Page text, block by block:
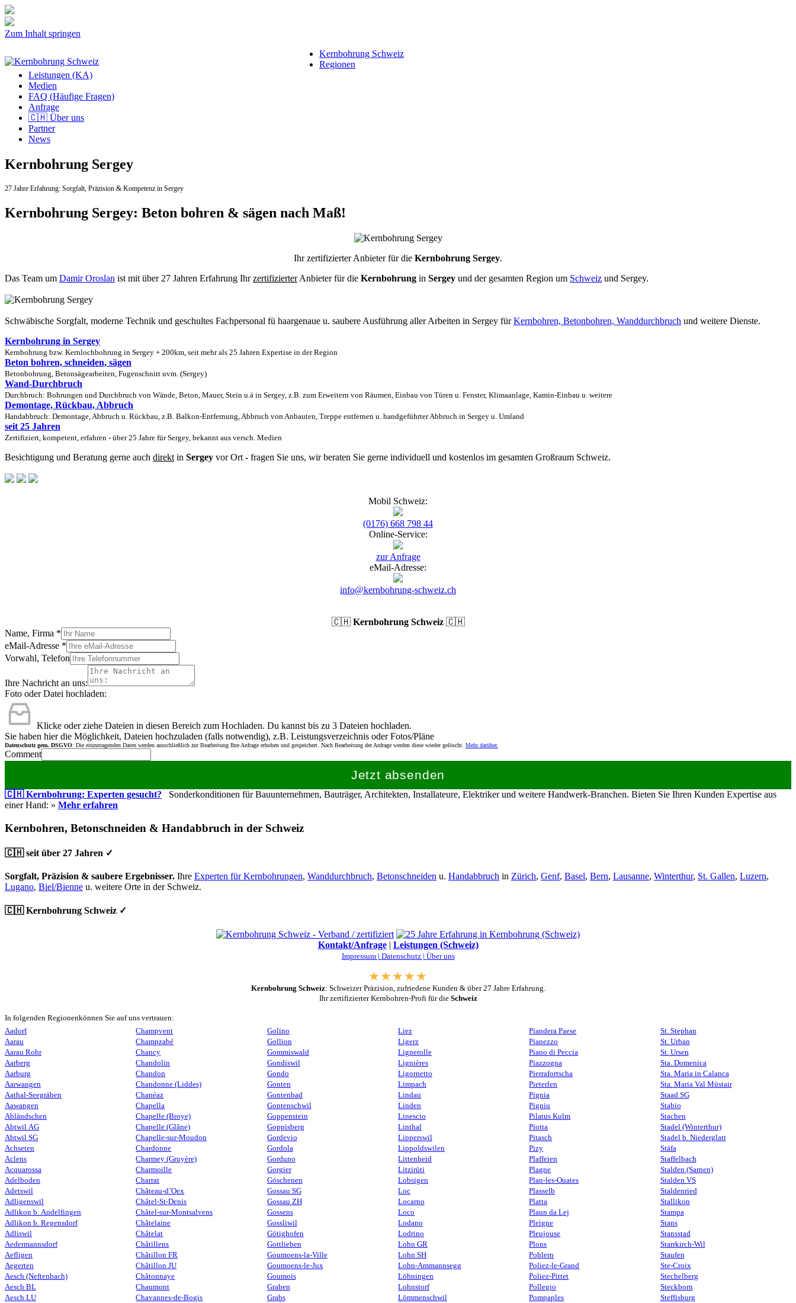
Zum Inhalt springen
Kernbohrung Schweiz
Regionen
Leistungen (KA)
Medien
FAQ (Häufige Fragen)
Anfrage
🇨🇭 Über uns
Partner
News
Kernbohrung Sergey
27 Jahre Erfahrung: Sorgfalt, Präzision & Kompetenz in Sergey
Kernbohrung Sergey: Beton bohren & sägen nach Maß!
Ihr zertifizierter Anbieter für die Kernbohrung Sergey.
Das Team um Damir Oroslan ist mit über 27 Jahren Erfahrung IhrzertifizierterAnbieter für die Kernbohrung in Sergey und der gesamten Region um Schweiz und Sergey.
Schwäbische Sorgfalt, moderne Technik und geschultes Fachpersonal fü haargenaue u. saubere Ausführung aller Arbeiten in Sergey fürKernbohren, Betonbohren, Wanddurchbruch und weitere Dienste.
Kernbohrung in Sergey
Kernbohrung bzw. Kernlochbohrung in Sergey + 200km, seit mehr als 25 Jahren Expertise in der Region
Beton bohren, schneiden, sägen
Betonbohrung, Betonsägearbeiten, Fugenschnitt uvm. (Sergey)
Wand-Durchbruch
Durchbruch: Bohrungen und Durchbruch von Wände, Beton, Mauer, Stein u.ä in Sergey, z.B. zum Erweitern von Räumen, Einbau von Türen u. Fenster, Klimaanlage, Kamin-Einbau u. weitere
Demontage, Rückbau, Abbruch
Handabbruch: Demontage, Abbruch u. Rückbau, z.B. Balkon-Entfernung, Abbruch von Anbauten, Treppe entfernen u. handgeführter Abbruch in Sergey u. Umland
seit 25 Jahren
Zertifiziert, kompetent, erfahren - über 25 Jahre für Sergey, bekannt aus versch. Medien
Besichtigung und Beratung gerne auch direkt in Sergey vor Ort - fragen Sie uns, wir beraten Sie gerne individuell und kostenlos im gesamten Großraum Schweiz.
Mobil Schweiz:
(0176) 668 798 44
Online-Service:
zur Anfrage
eMail-Adresse:
info@kernbohrung-schweiz.ch
🇨🇭 Kernbohrung Schweiz🇨🇭
Name, Firma *
eMail-Adresse *
Vorwahl, Telefon
Ihre Nachricht an uns:
Foto oder Datei hochladen:
Klicke oder ziehe Dateien in diesen Bereich zum Hochladen. Du kannst bis zu 3 Dateien hochladen.
Sie haben hier die Möglichkeit, Dateien hochzuladen (falls notwendig), z.B. Leistungsverzeichnis oder Fotos/Pläne
Datenschutz gem. DSGVO: Die einzutragenden Daten werden ausschließlich zur Bearbeitung Ihre Anfrage erhoben und gespeichert. Nach Bearbeitung der Anfrage werden diese wieder gelöscht. Mehr darüber.
Comment
Jetzt absenden
🇨🇭 Kernbohrung: Experten gesucht? Sonderkonditionen für Bauunternehmen, Bauträger, Architekten, Installateure, Elektriker und weitere Handwerk-Branchen. Bieten Sie Ihren Kunden Expertise aus
einer Hand: » Mehr erfahren
Kernbohren, Betonschneiden & Handabbruch in der Schweiz
🇨🇭 seit über 27 Jahren ✓
Sorgfalt, Präzision & saubere Ergebnisser. Ihre Experten für Kernbohrungen, Wanddurchbruch, Betonschneiden u. Handabbruch in Zürich, Genf, Basel, Bern, Lausanne, Winterthur, St. Gallen, Luzern,
Lugano, Biel/Bienne u. weitere Orte in der Schweiz.
🇨🇭 Kernbohrung Schweiz ✓
Kontakt/Anfrage| Leistungen (Schweiz)
Impressum | Datenschutz | Über uns
Kernbohrung Schweiz: Schweizer Präzision, zufriedene Kunden & über 27 Jahre Erfahrung.
Ihr zertifizierter Kernbohren-Profi für die Schweiz
In folgenden Regionenkönnen Sie auf uns vertrauen:
Aadorf
Aarau
Aarau Rohr
Aarberg
Aarburg
Aarwangen
Aathal-Seegräben
Aawangen
Abländschen
Abtwil AG
Abtwil SG
Achseten
Aclens
Acquarossa
Adelboden
Adetswil
Adligenswil
Adlikon b. Andelfingen
Adlikon b. Regensdorf
Adliswil
Aedermannsdorf
Aefligen
Aegerten
Aesch (Neftenbach)
Aesch BL
Aesch LU
Champvent
Champzabé
Chancy
Chandolin
Chandon
Chandonne (Liddes)
Chanéaz
Chapella
Chapelle (Broye)
Chapelle (Glâne)
Chapelle-sur-Moudon
Chardonne
Charmey (Gruyère)
Charmoille
Charrat
Château-d’Oex
Châtel-St-Denis
Châtel-sur-Montsalvens
Châtelaine
Châtelat
Châtillens
Châtillon FR
Châtillon JU
Châtonnaye
Chaumont
Chavannes-de-Bogis
Golino
Gollion
Gommiswald
Gondiswil
Gondo
Gonten
Gontenbad
Gontenschwil
Goppenstein
Goppisberg
Gordevio
Gordola
Gorduno
Gorgier
Göschenen
Gossau SG
Gossau ZH
Gossens
Gossliwil
Götighofen
Gottlieben
Goumoens-la-Ville
Goumoens-le-Jux
Goumois
Graben
Grabs
Liez
Ligerz
Lignerolle
Lignières
Ligornetto
Limpach
Lindau
Linden
Linescio
Linthal
Lipperswil
Lippoldswilen
Littenheid
Litzirüti
Lobsigen
Loc
Locarno
Loco
Lodano
Lodrino
Lohn GR
Lohn SH
Lohn-Ammannsegg
Löhningen
Lohnstorf
Lömmenschwil
Piandera Paese
Pianezzo
Piano di Peccia
Piazzogna
Pierrafortscha
Pieterlen
Pignia
Pigniu
Pilatus Kulm
Piotta
Pitasch
Pizy
Plaffeien
Plagne
Plan-les-Ouates
Plasselb
Platta
Plaun da Lej
Pleigne
Pleujouse
Plons
Pohlern
Poliez-le-Grand
Poliez-Pittet
Pollegio
Pompaples
St. Stephan
St. Urban
St. Ursen
Sta. Domenica
Sta. Maria in Calanca
Sta. Maria Val Müstair
Staad SG
Stabio
Stachen
Stadel (Winterthur)
Stadel b. Niederglatt
Stäfa
Staffelbach
Stalden (Sarnen)
Stalden VS
Staldenried
Stallikon
Stampa
Stans
Stansstad
Starrkirch-Wil
Staufen
Ste-Croix
Stechelberg
Steckborn
Steffisburg